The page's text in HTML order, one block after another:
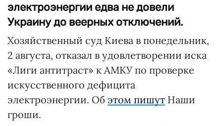
электроэнергии едва не довели
Украину до веерных отключений.
Хозяйственный суд Киева в понедельник,
2 августа, отказал в удовлетворении иска
«Лиги антитраст» к АМКУ по проверке
искусственного дефицита
электроэнергии. Об этом пишут Наши
гроши.